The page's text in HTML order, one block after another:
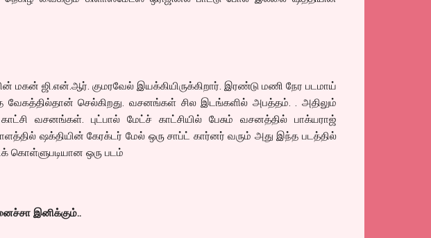
மகன் ஜி.என்.ஆர். குமரவேல் இயக்கியிருக்கிறார். இரண்டு மணி நேர படமாய்
வேகத்தில்தான் செல்கிறது. வசனங்கள் சில இடங்களில் அபத்தம். . அதிலும்
காட்சி வசனங்கள். புட்பால் மேட்ச் காட்சியில் பேசும் வசனத்தில் பாக்யராஜ்
ஷக்தியின் கேரக்டர் மேல் ஒரு சாப்ட் கார்னர் வரும் அது இந்த படத்தில்
கொள்ளுபடியான ஒரு படம்
இனிக்கும்..